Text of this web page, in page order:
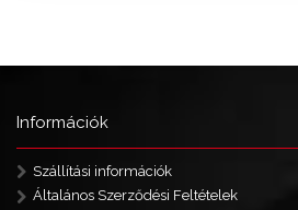
Információk
Szállítási információk
Általános Szerződési Feltételek